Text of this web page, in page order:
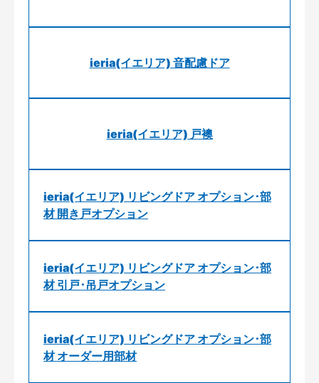
ieria(イエリア) 音配慮ドア
ieria(イエリア) 戸襖
ieria(イエリア) リビングドア オプション･部
材 開き戸オプション
ieria(イエリア) リビングドア オプション･部
材 引戸･吊戸オプション
ieria(イエリア) リビングドア オプション･部
材 オーダー用部材